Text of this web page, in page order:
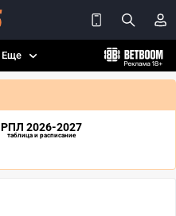
Еще
РПЛ 2026-2027
таблица и расписание